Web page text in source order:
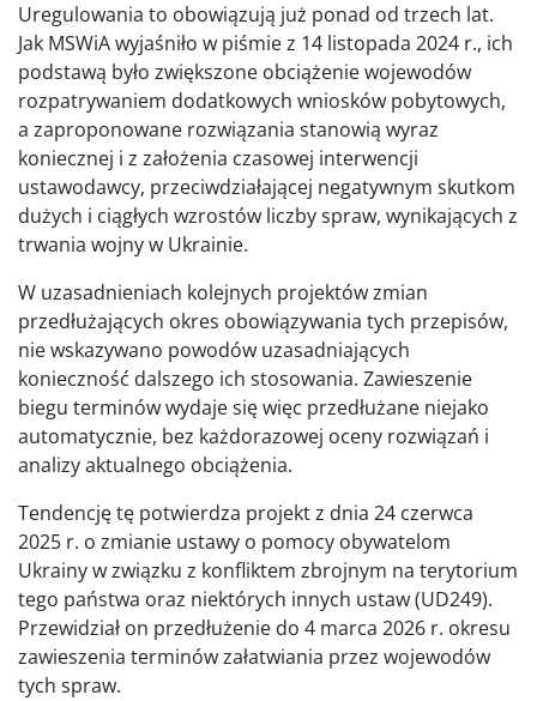
Uregulowania to obowiązują już ponad od trzech lat.
Jak MSWiA wyjaśniło w piśmie z 14 listopada 2024 r., ich
podstawą było zwiększone obciążenie wojewodów
rozpatrywaniem dodatkowych wniosków pobytowych,
a zaproponowane rozwiązania stanowią wyraz
koniecznej i z założenia czasowej interwencji
ustawodawcy, przeciwdziałającej negatywnym skutkom
dużych i ciągłych wzrostów liczby spraw, wynikających z
trwania wojny w Ukrainie.
W uzasadnieniach kolejnych projektów zmian
przedłużających okres obowiązywania tych przepisów,
nie wskazywano powodów uzasadniających
konieczność dalszego ich stosowania. Zawieszenie
biegu terminów wydaje się więc przedłużane niejako
automatycznie, bez każdorazowej oceny rozwiązań i
analizy aktualnego obciążenia.
Tendencję tę potwierdza projekt z dnia 24 czerwca
2025 r. o zmianie ustawy o pomocy obywatelom
Ukrainy w związku z konfliktem zbrojnym na terytorium
tego państwa oraz niektórych innych ustaw (UD249).
Przewidział on przedłużenie do 4 marca 2026 r. okresu
zawieszenia terminów załatwiania przez wojewodów
tych spraw.